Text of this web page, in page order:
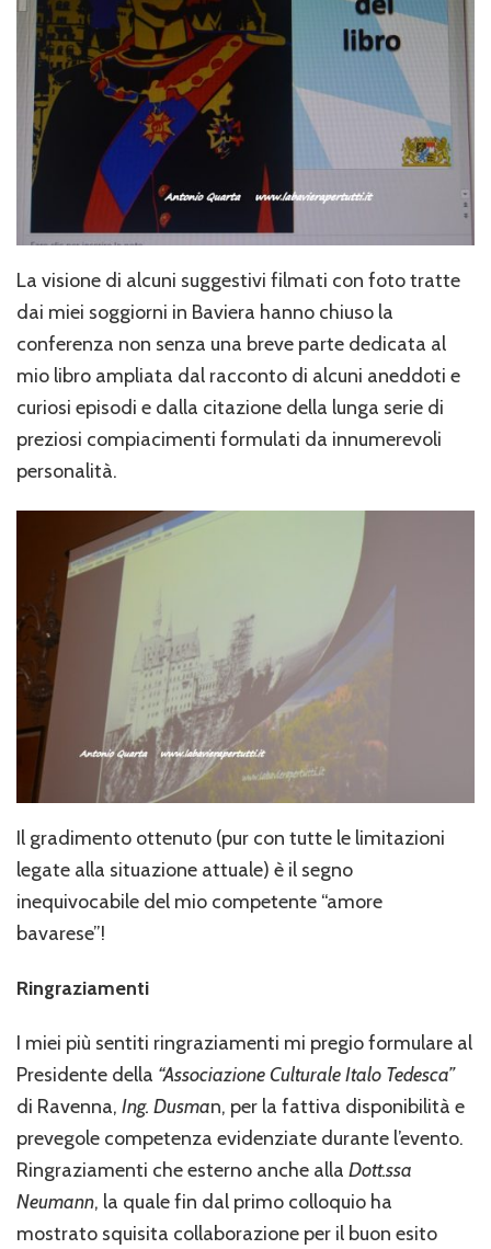
La visione di alcuni suggestivi filmati con foto tratte
dai miei soggiorni in Baviera hanno chiuso la
conferenza non senza una breve parte dedicata al
mio libro ampliata dal racconto di alcuni aneddoti e
curiosi episodi e dalla citazione della lunga serie di
preziosi compiacimenti formulati da innumerevoli
personalità.
Il gradimento ottenuto (pur con tutte le limitazioni
legate alla situazione attuale) è il segno
inequivocabile del mio competente “amore
bavarese”!
Ringraziamenti
I miei più sentiti ringraziamenti mi pregio formulare al
Presidente della “Associazione Culturale Italo Tedesca”
di Ravenna, Ing. Dusman, per la fattiva disponibilità e
prevegole competenza evidenziate durante l’evento.
Ringraziamenti che esterno anche alla Dott.ssa
Neumann, la quale fin dal primo colloquio ha
mostrato squisita collaborazione per il buon esito